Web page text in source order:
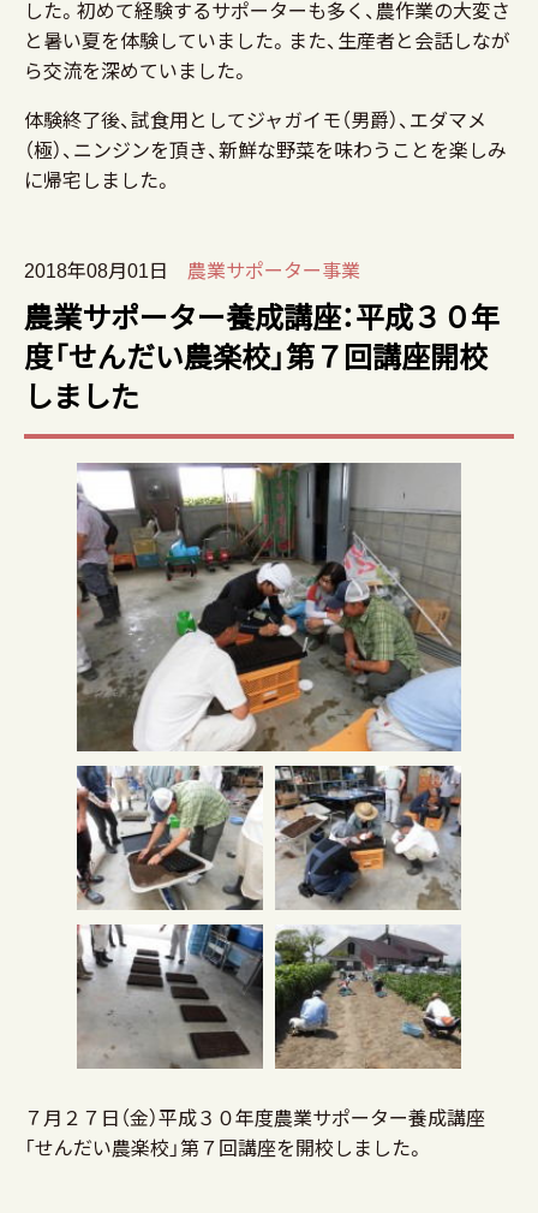
した。初めて経験するサポーターも多く、農作業の大変さ
と暑い夏を体験していました。また、生産者と会話しなが
ら交流を深めていました。
体験終了後、試食用としてジャガイモ（男爵）、エダマメ
（極）、ニンジンを頂き、新鮮な野菜を味わうことを楽しみ
に帰宅しました。
2018年08月01日 農業サポーター事業
農業サポーター養成講座：平成３０年
度「せんだい農楽校」第７回講座開校
しました
７月２７日（金）平成３０年度農業サポーター養成講座
「せんだい農楽校」第７回講座を開校しました。